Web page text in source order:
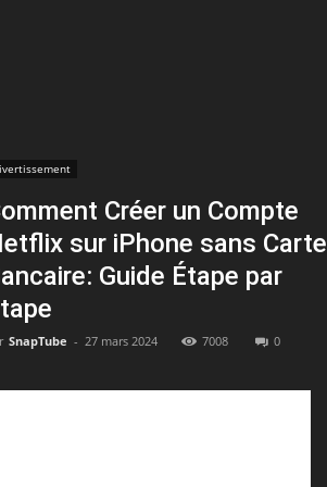
Créer un Compte
sur iPhone sans Carte
Guide Étape par
SnapTube - 27 mars 2024 7008 0